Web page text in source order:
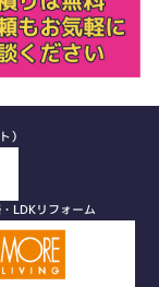
）
LDKリフォーム